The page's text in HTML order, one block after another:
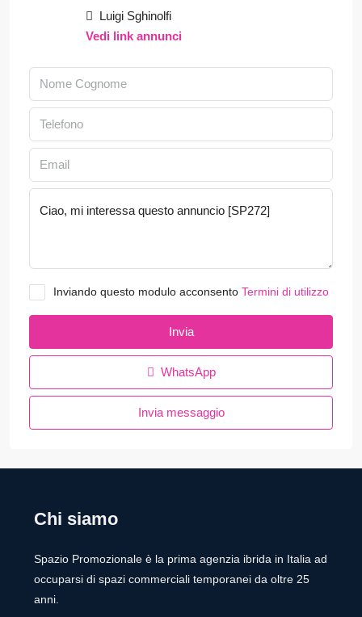
Luigi Sghinolfi
Vedi link annunci
Inviando questo modulo acconsento Termini di utilizzo
Invia
WhatsApp
Invia messaggio
Chi siamo
Spazio Promozionale è la prima agenzia ibrida in Italia ad
occuparsi di spazi commerciali temporanei da oltre 25
anni.